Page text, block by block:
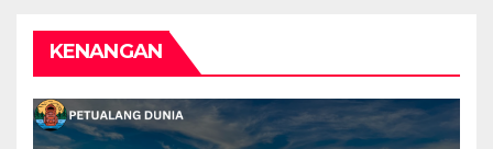
KENANGAN